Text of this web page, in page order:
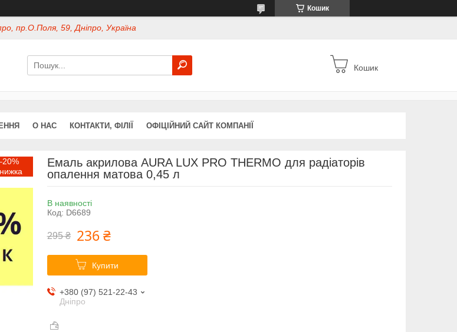
Кошик
пр.О.Поля, 59, Дніпро, Україна
Кошик
О НАС КОНТАКТИ, ФІЛІЇ ОФІЦІЙНИЙ САЙТ КОМПАНІЇ
Емаль акрилова AURA LUX PRO THERMO для радіаторів
опалення матова 0,45 л
В наявності
Код: D6689
295 ₴ 236 ₴
Купити
+380 (97) 521-22-43
Дніпро